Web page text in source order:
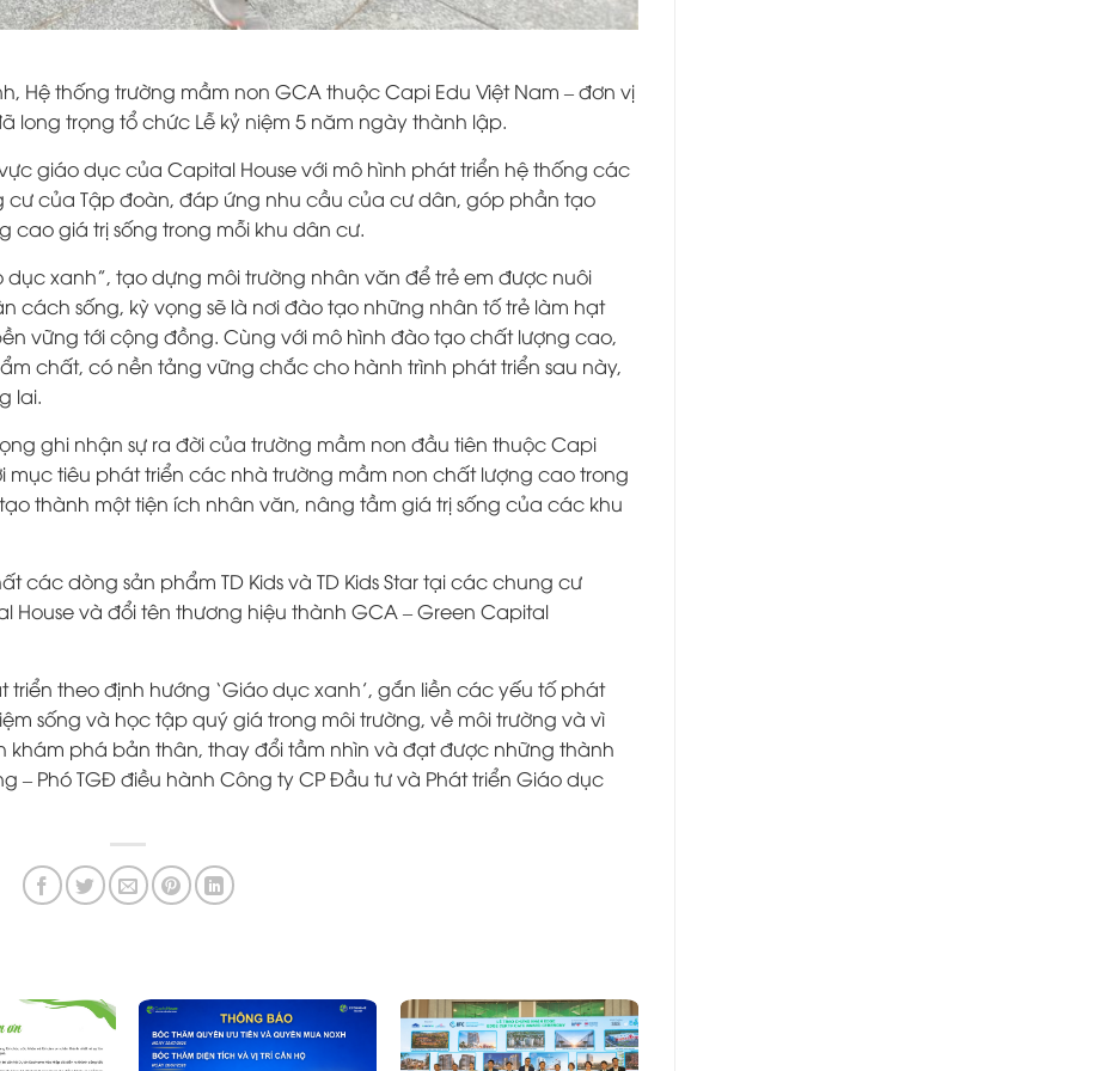
Hệ thống trường mầm non GCA thuộc Capi Edu Việt Nam – đơn vị
long trọng tổ chức Lễ kỷ niệm 5 năm ngày thành lập.
giáo dục của Capital House với mô hình phát triển hệ thống các
của Tập đoàn, đáp ứng nhu cầu của cư dân, góp phần tạo
cao giá trị sống trong mỗi khu dân cư.
dục xanh”, tạo dựng môi trường nhân văn để trẻ em được nuôi
cách sống, kỳ vọng sẽ là nơi đào tạo những nhân tố trẻ làm hạt
vững tới cộng đồng. Cùng với mô hình đào tạo chất lượng cao,
chất, có nền tảng vững chắc cho hành trình phát triển sau này,
lai.
ghi nhận sự ra đời của trường mầm non đầu tiên thuộc Capi
mục tiêu phát triển các nhà trường mầm non chất lượng cao trong
thành một tiện ích nhân văn, nâng tầm giá trị sống của các khu
các dòng sản phẩm TD Kids và TD Kids Star tại các chung cư
House và đổi tên thương hiệu thành GCA – Green Capital
triển theo định hướng ‘Giáo dục xanh’, gắn liền các yếu tố phát
sống và học tập quý giá trong môi trường, về môi trường và vì
khám phá bản thân, thay đổi tầm nhìn và đạt được những thành
– Phó TGĐ điều hành Công ty CP Đầu tư và Phát triển Giáo dục